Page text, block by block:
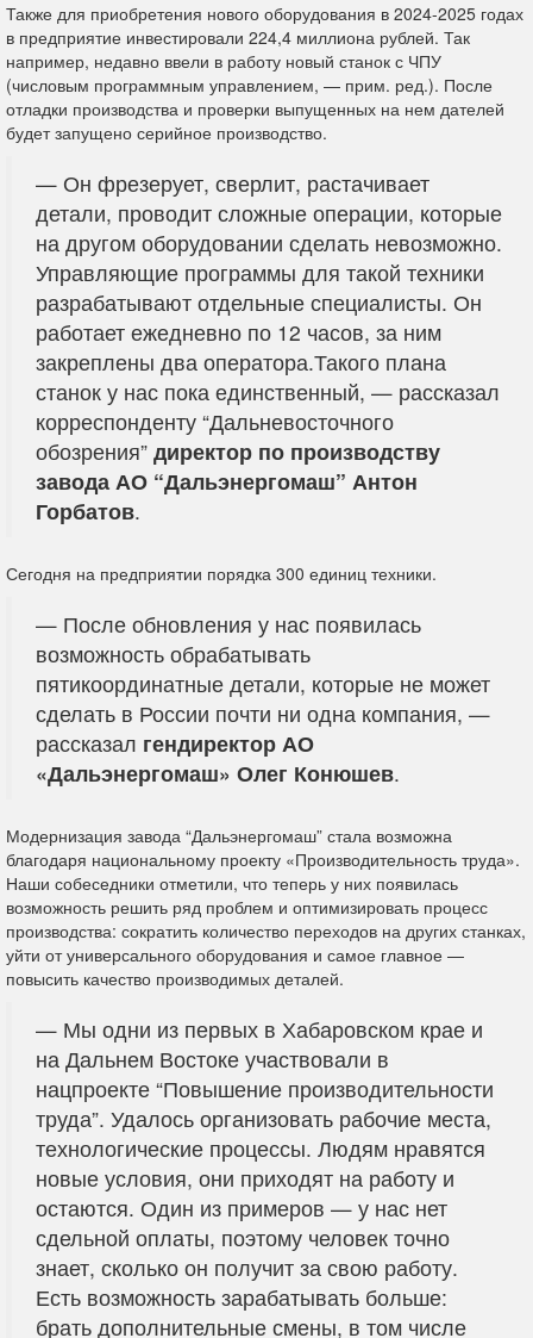
Также для приобретения нового оборудования в 2024-2025 годах
в предприятие инвестировали 224,4 миллиона рублей. Так
например, недавно ввели в работу новый станок с ЧПУ
(числовым программным управлением, — прим. ред.). После
отладки производства и проверки выпущенных на нем дателей
будет запущено серийное производство.
— Он фрезерует, сверлит, растачивает
детали, проводит сложные операции, которые
на другом оборудовании сделать невозможно.
Управляющие программы для такой техники
разрабатывают отдельные специалисты. Он
работает ежедневно по 12 часов, за ним
закреплены два оператора.Такого плана
станок у нас пока единственный, — рассказал
корреспонденту “Дальневосточного
обозрения” директор по производству
завода АО “Дальэнергомаш” Антон
Горбатов.
Сегодня на предприятии порядка 300 единиц техники.
— После обновления у нас появилась
возможность обрабатывать
пятикоординатные детали, которые не может
сделать в России почти ни одна компания, —
рассказал гендиректор АО
«Дальэнергомаш» Олег Конюшев.
Модернизация завода “Дальэнергомаш” стала возможна
благодаря национальному проекту «Производительность труда».
Наши собеседники отметили, что теперь у них появилась
возможность решить ряд проблем и оптимизировать процесс
производства: сократить количество переходов на других станках,
уйти от универсального оборудования и самое главное —
повысить качество производимых деталей.
— Мы одни из первых в Хабаровском крае и
на Дальнем Востоке участвовали в
нацпроекте “Повышение производительности
труда”. Удалось организовать рабочие места,
технологические процессы. Людям нравятся
новые условия, они приходят на работу и
остаются. Один из примеров — у нас нет
сдельной оплаты, поэтому человек точно
знает, сколько он получит за свою работу.
Есть возможность зарабатывать больше:
брать дополнительные смены, в том числе